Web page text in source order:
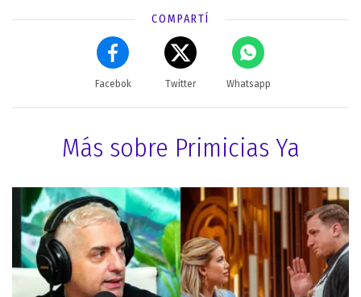
COMPARTÍ
Facebok Twitter Whatsapp
Más sobre Primicias Ya